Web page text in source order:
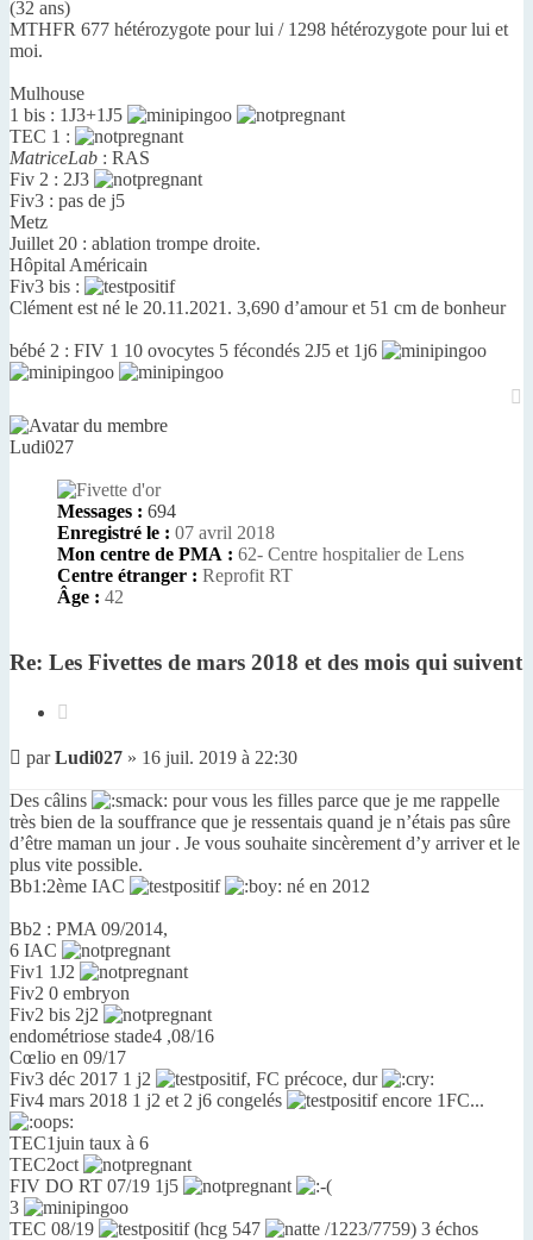
(32 ans)
MTHFR 677 hétérozygote pour lui / 1298 hétérozygote pour lui et
moi.
Mulhouse
1 bis : 1J3+1J5
TEC 1 :
MatriceLab : RAS
Fiv 2 : 2J3
Fiv3 : pas de j5
Metz
Juillet 20 : ablation trompe droite.
Hôpital Américain
Fiv3 bis :
Clément est né le 20.11.2021. 3,690 d’amour et 51 cm de bonheur
bébé 2 : FIV 1 10 ovocytes 5 fécondés 2J5 et 1j6
Ludi027
Messages : 694
Enregistré le : 07 avril 2018
Mon centre de PMA : 62- Centre hospitalier de Lens
Centre étranger : Reprofit RT
Âge : 42
Re: Les Fivettes de mars 2018 et des mois qui suivent
Message
non
lu
parLudi027 » 16 juil. 2019 à 22:30
Des câlins
pour vous les filles parce que je me rappelle
très bien de la souffrance que je ressentais quand je n’étais pas sûre
d’être maman un jour . Je vous souhaite sincèrement d’y arriver et le
plus vite possible.
Bb1:2ème IAC
né en 2012
Bb2 : PMA 09/2014,
6 IAC
Fiv1 1J2
Fiv2 0 embryon
Fiv2 bis 2j2
endométriose stade4 ,08/16
Cœlio en 09/17
Fiv3 déc 2017 1 j2
, FC précoce, dur
Fiv4 mars 2018 1 j2 et 2 j6 congelés
encore 1FC...
TEC1juin taux à 6
TEC2oct
FIV DO RT 07/19 1j5
3
TEC 08/19
(hcg 547 /1223/7759) 3 échos